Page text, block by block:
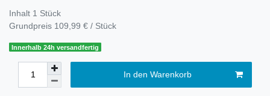
Inhalt 1 Stück
Grundpreis 109,99 € / Stück
Innerhalb 24h versandfertig
In den Warenkorb